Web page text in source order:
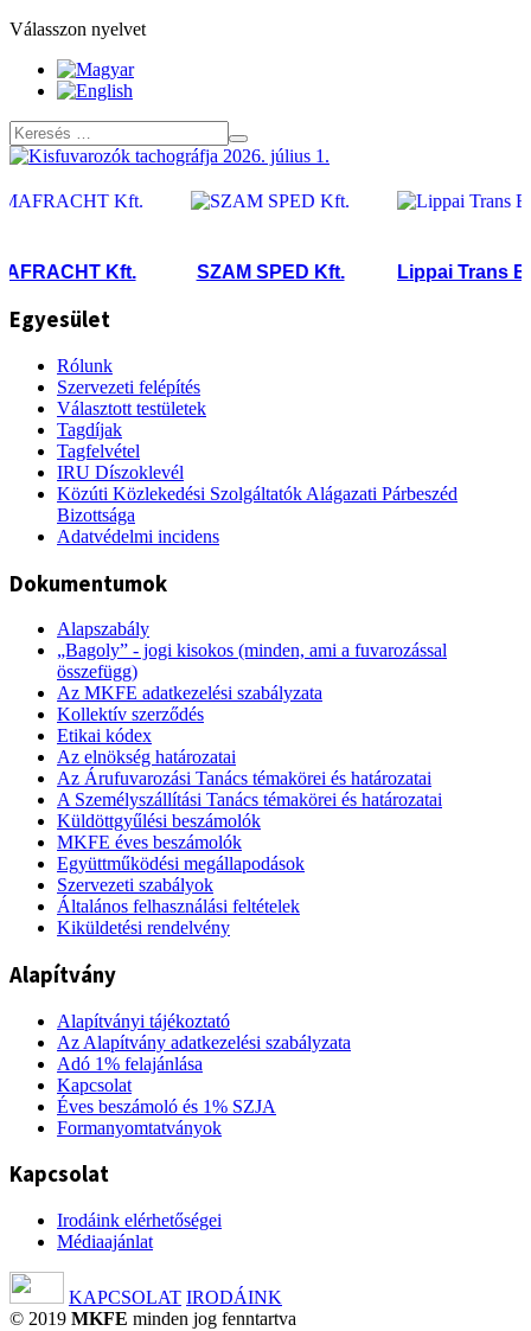
Válasszon nyelvet
Kft. SZAM SPED Kft. Lippai Trans Bt.
Egyesület
Rólunk
Szervezeti felépítés
Választott testületek
Tagdíjak
Tagfelvétel
IRU Díszoklevél
Közúti Közlekedési Szolgáltatók Alágazati Párbeszéd
Bizottsága
Adatvédelmi incidens
Dokumentumok
Alapszabály
„Bagoly” - jogi kisokos (minden, ami a fuvarozással
összefügg)
Az MKFE adatkezelési szabályzata
Kollektív szerződés
Etikai kódex
Az elnökség határozatai
Az Árufuvarozási Tanács témakörei és határozatai
A Személyszállítási Tanács témakörei és határozatai
Küldöttgyűlési beszámolók
MKFE éves beszámolók
Együttműködési megállapodások
Szervezeti szabályok
Általános felhasználási feltételek
Kiküldetési rendelvény
Alapítvány
Alapítványi tájékoztató
Az Alapítvány adatkezelési szabályzata
Adó 1% felajánlása
Kapcsolat
Éves beszámoló és 1% SZJA
Formanyomtatványok
Kapcsolat
Irodáink elérhetőségei
Médiaajánlat
KAPCSOLAT IRODÁINK
© 2019 MKFE minden jog fenntartva